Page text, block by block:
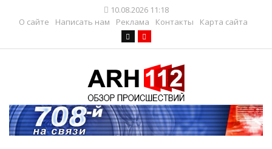
10.08.2026 11:18
О сайте
Написать нам Реклама Контакты Карта сайта